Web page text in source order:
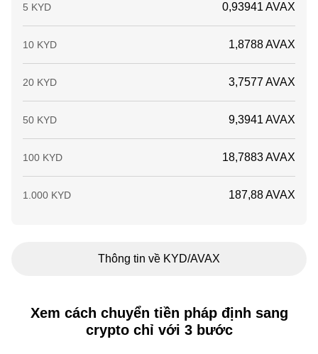
5 KYD 0,93941 AVAX
10 KYD 1,8788 AVAX
20 KYD 3,7577 AVAX
50 KYD 9,3941 AVAX
100 KYD 18,7883 AVAX
1.000 KYD 187,88 AVAX
Thông tin về KYD/AVAX
Xem cách chuyển tiền pháp định sang
crypto chỉ với 3 bước